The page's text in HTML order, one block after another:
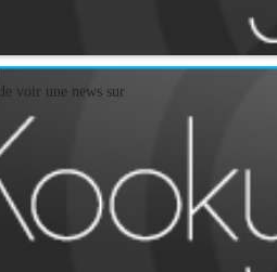
voir une news sur